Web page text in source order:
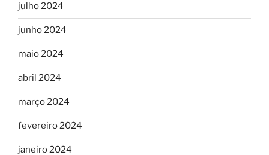
julho 2024
junho 2024
maio 2024
abril 2024
março 2024
fevereiro 2024
janeiro 2024